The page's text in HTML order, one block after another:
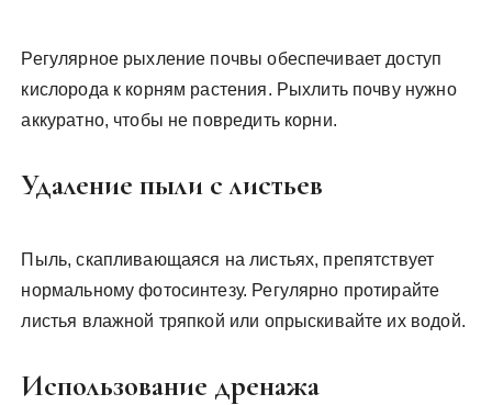
Регулярное рыхление почвы обеспечивает доступ
кислорода к корням растения. Рыхлить почву нужно
аккуратно, чтобы не повредить корни.
Удаление пыли с листьев
Пыль, скапливающаяся на листьях, препятствует
нормальному фотосинтезу. Регулярно протирайте
листья влажной тряпкой или опрыскивайте их водой.
Использование дренажа